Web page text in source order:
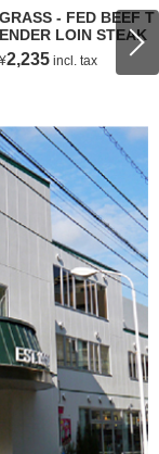
GRASS - FED BEEF T
ENDER LOIN STEAK
¥2,235 incl. tax